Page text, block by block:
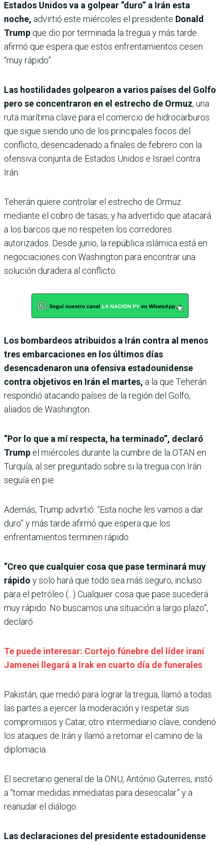
Estados Unidos va a golpear “duro” a Irán esta
noche, advirtió este miércoles el presidente Donald
Trump que dio por terminada la tregua y más tarde
afirmó que espera que estos enfrentamientos cesen
“muy rápido”.
Las hostilidades golpearon a varios países del Golfo
pero se concentraron en el estrecho de Ormuz, una
ruta marítima clave para el comercio de hidrocarburos
que sigue siendo uno de los principales focos del
conflicto, desencadenado a finales de febrero con la
ofensiva conjunta de Estados Unidos e Israel contra
Irán.
Teherán quiere controlar el estrecho de Ormuz
mediante el cobro de tasas, y ha advertido que atacará
a los barcos que no respeten los corredores
autorizados. Desde junio, la república islámica está en
negociaciones con Washington para encontrar una
solución duradera al conflicto.
Los bombardeos atribuidos a Irán contra al menos
tres embarcaciones en los últimos días
desencadenaron una ofensiva estadounidense
contra objetivos en Irán el martes, a la que Teherán
respondió atacando países de la región del Golfo,
aliados de Washington.
“Por lo que a mí respecta, ha terminado”, declaró
Trump el miércoles durante la cumbre de la OTAN en
Turquía, al ser preguntado sobre si la tregua con Irán
seguía en pie.
Además, Trump advirtió: “Esta noche les vamos a dar
duro” y más tarde afirmó que espera que los
enfrentamientos terminen rápido.
“Creo que cualquier cosa que pase terminará muy
rápido y solo hará que todo sea más seguro, incluso
para el petróleo (...) Cualquier cosa que pase sucederá
muy rápido. No buscamos una situación a largo plazo”,
declaró.
Te puede interesar: Cortejo fúnebre del líder iraní
Jamenei llegará a Irak en cuarto día de funerales
Pakistán, que medió para lograr la tregua, llamó a todas
las partes a ejercer la moderación y respetar sus
compromisos y Catar, otro intermediario clave, condenó
los ataques de Irán y llamó a retomar el camino de la
diplomacia.
El secretario general de la ONU, António Guterres, instó
a “tomar medidas inmediatas para desescalar” y a
reanudar el diálogo.
Las declaraciones del presidente estadounidense